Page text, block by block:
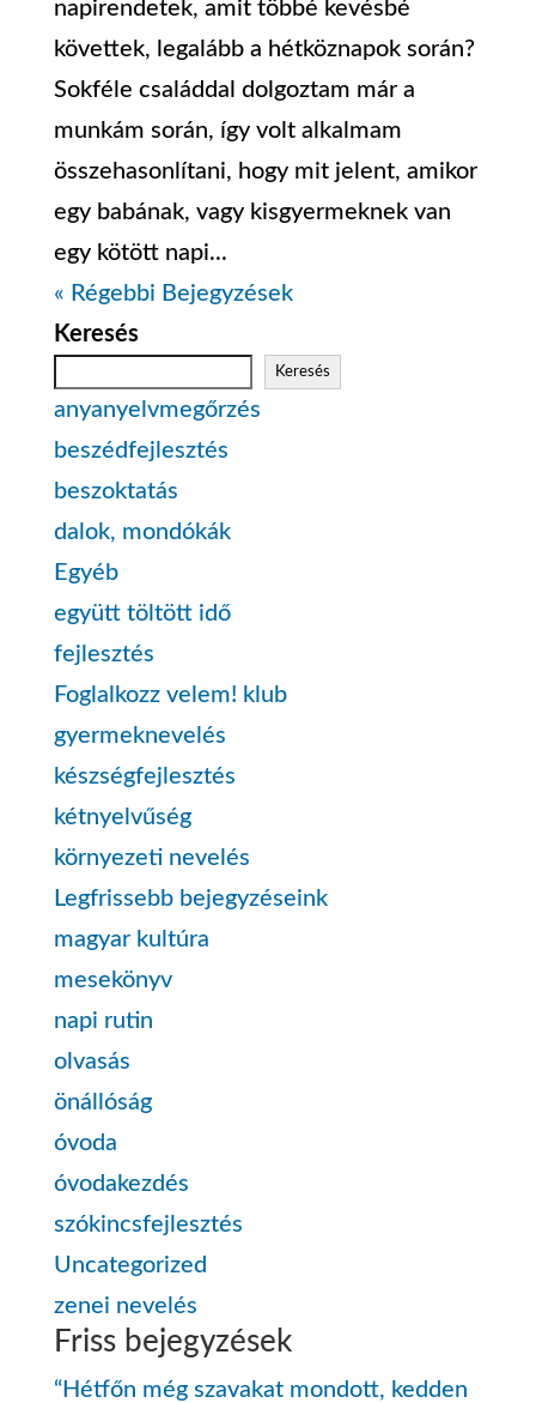
napirendetek, amit többé kevésbé
követtek, legalább a hétköznapok során?
Sokféle családdal dolgoztam már a
munkám során, így volt alkalmam
összehasonlítani, hogy mit jelent, amikor
egy babának, vagy kisgyermeknek van
egy kötött napi...
« Régebbi Bejegyzések
Keresés
Keresés
anyanyelvmegőrzés
beszédfejlesztés
beszoktatás
dalok, mondókák
Egyéb
együtt töltött idő
fejlesztés
Foglalkozz velem! klub
gyermeknevelés
készségfejlesztés
kétnyelvűség
környezeti nevelés
Legfrissebb bejegyzéseink
magyar kultúra
mesekönyv
napi rutin
olvasás
önállóság
óvoda
óvodakezdés
szókincsfejlesztés
Uncategorized
zenei nevelés
Friss bejegyzések
“Hétfőn még szavakat mondott, kedden